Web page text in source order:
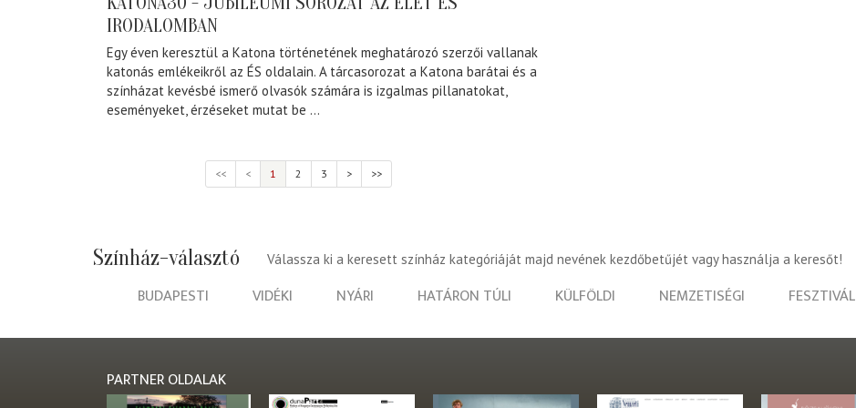
IRODALOMBAN
Egy éven keresztül a Katona történetének meghatározó szerzői vallanak
katonás emlékeikről az ÉS oldalain. A tárcasorozat a Katona barátai és a
színházat kevésbé ismerő olvasók számára is izgalmas pillanatokat,
eseményeket, érzéseket mutat be ...
<< < 1 2 3 > >>
Színház-választó Válassza ki a keresett színház kategóriáját majd nevének kezdőbetűjét vagy használja a keresőt!
BUDAPESTI VIDÉKI NYÁRI HATÁRON TÚLI KÜLFÖLDI NEMZETISÉGI FESZTIVÁL
PARTNER OLDALAK